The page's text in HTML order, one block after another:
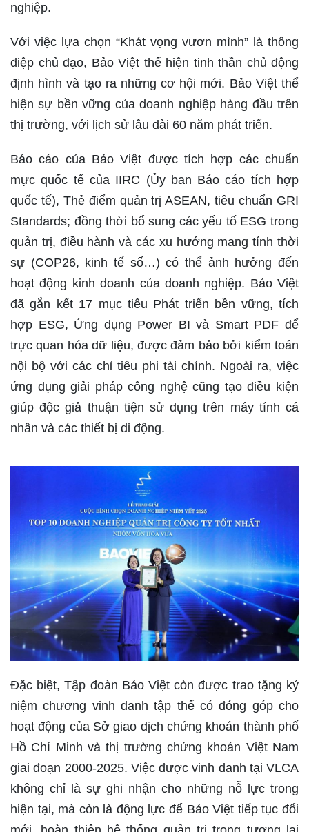
nghiệp.
Với việc lựa chọn “Khát vọng vươn mình” là thông
điệp chủ đạo, Bảo Việt thể hiện tinh thần chủ động
định hình và tạo ra những cơ hội mới. Bảo Việt thể
hiện sự bền vững của doanh nghiệp hàng đầu trên
thị trường, với lịch sử lâu dài 60 năm phát triển.
Báo cáo của Bảo Việt được tích hợp các chuẩn
mực quốc tế của IIRC (Ủy ban Báo cáo tích hợp
quốc tế), Thẻ điểm quản trị ASEAN, tiêu chuẩn GRI
Standards; đồng thời bổ sung các yếu tố ESG trong
quản trị, điều hành và các xu hướng mang tính thời
sự (COP26, kinh tế số…) có thể ảnh hưởng đến
hoạt động kinh doanh của doanh nghiệp. Bảo Việt
đã gắn kết 17 mục tiêu Phát triển bền vững, tích
hợp ESG, Ứng dụng Power BI và Smart PDF để
trực quan hóa dữ liệu, được đảm bảo bởi kiểm toán
nội bộ với các chỉ tiêu phi tài chính. Ngoài ra, việc
ứng dụng giải pháp công nghệ cũng tạo điều kiện
giúp độc giả thuận tiện sử dụng trên máy tính cá
nhân và các thiết bị di động.
Đặc biệt, Tập đoàn Bảo Việt còn được trao tặng kỷ
niệm chương vinh danh tập thể có đóng góp cho
hoạt động của Sở giao dịch chứng khoán thành phố
Hồ Chí Minh và thị trường chứng khoán Việt Nam
giai đoạn 2000-2025. Việc được vinh danh tại VLCA
không chỉ là sự ghi nhận cho những nỗ lực trong
hiện tại, mà còn là động lực để Bảo Việt tiếp tục đổi